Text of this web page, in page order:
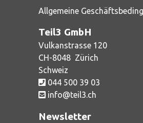
Allgemeine
Teil3 GmbH
Vulkanstrasse 120
CH-8048 Zürich
Schweiz
044 500 39 03
info@teil3.ch
Newsletter